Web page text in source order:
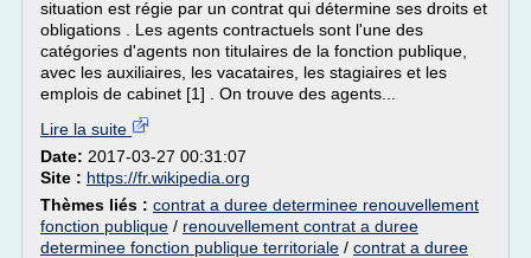
situation est régie par un contrat qui détermine ses droits et
obligations . Les agents contractuels sont l'une des
catégories d'agents non titulaires de la fonction publique,
avec les auxiliaires, les vacataires, les stagiaires et les
emplois de cabinet [1] . On trouve des agents...
Lire la suite
Date: 2017-03-27 00:31:07
Site : https://fr.wikipedia.org
Thèmes liés : contrat a duree determinee renouvellement
fonction publique / renouvellement contrat a duree
determinee fonction publique territoriale / contrat a duree